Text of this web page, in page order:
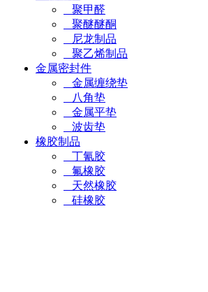
聚甲醛
聚醚醚酮
尼龙制品
聚乙烯制品
金属密封件
金属缠绕垫
八角垫
金属平垫
波齿垫
橡胶制品
丁氰胶
氟橡胶
天然橡胶
硅橡胶